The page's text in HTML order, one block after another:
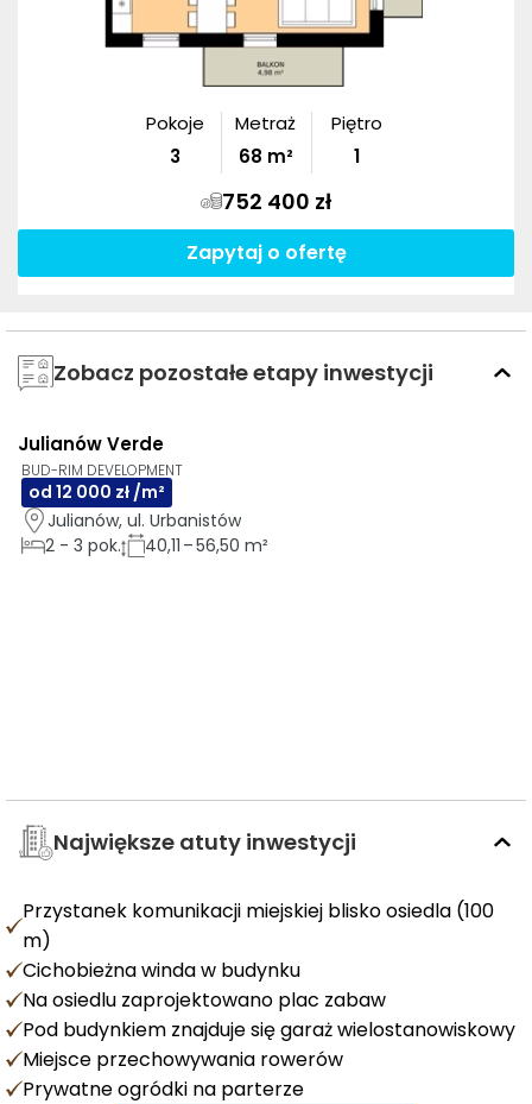
Pokoje
3
Metraż
68 m²
Piętro
1
752 400 zł
Zapytaj o ofertę
Zobacz pozostałe etapy inwestycji
3D AI
Julianów Verde
BUD-RIM DEVELOPMENT
od 12 000 zł /m²
Julianów, ul. Urbanistów
2 - 3 pok. 40,11 – 56,50 m²
Największe atuty inwestycji
Przystanek komunikacji miejskiej blisko osiedla (100
m)
Cichobieżna winda w budynku
Na osiedlu zaprojektowano plac zabaw
Pod budynkiem znajduje się garaż wielostanowiskowy
Miejsce przechowywania rowerów
Prywatne ogródki na parterze